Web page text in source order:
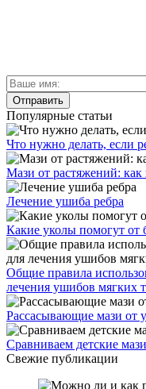
Популярные статьи
Что нужно делать, если
Мази от растяжений: как
Лечение ушиба ребра
Какие уколы помогут от
Общие правила
лечения ушибов мягких
Рассасывающие мази от
Сравниваем детские
Свежие публикации